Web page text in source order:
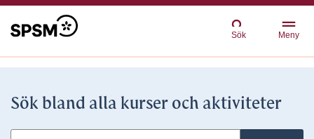
Sök Meny
Sök bland alla kurser och aktiviteter